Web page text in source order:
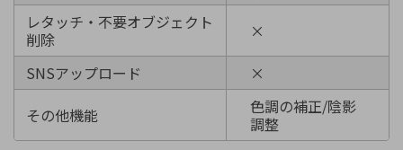
レタッチ・不要オブジェクト
削除
×
SNSアップロード
×
その他機能
色調の補正/陰影
調整